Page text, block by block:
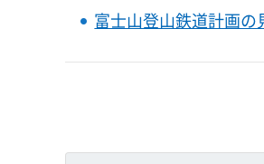
富士山登山鉄道計画の